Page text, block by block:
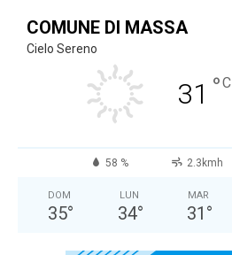
COMUNE DI MASSA
Cielo Sereno
31 °C
58 % 2.3kmh
DOM
35°
LUN
34°
MAR
31 °